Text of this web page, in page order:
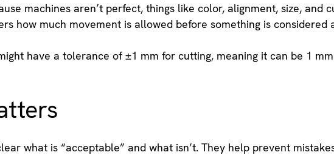
machines aren’t perfect, things like color, alignment, size, and
how much movement is allowed before something is considered
have a tolerance of ±1 mm for cutting, meaning it can be 1
what is “acceptable” and what isn’t. They help prevent